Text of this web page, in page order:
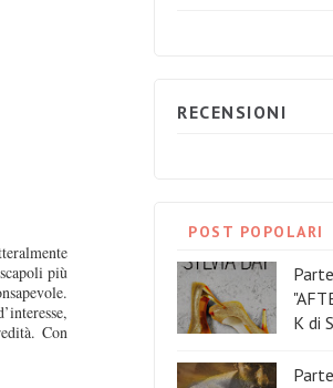
più
Con
RECENSIONI
POST POPOLARI
K di